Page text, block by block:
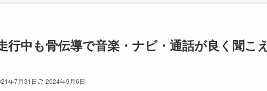
行中も骨伝導で音楽・ナビ・通話が良く聞こ
年7月31日 2024年9月6日